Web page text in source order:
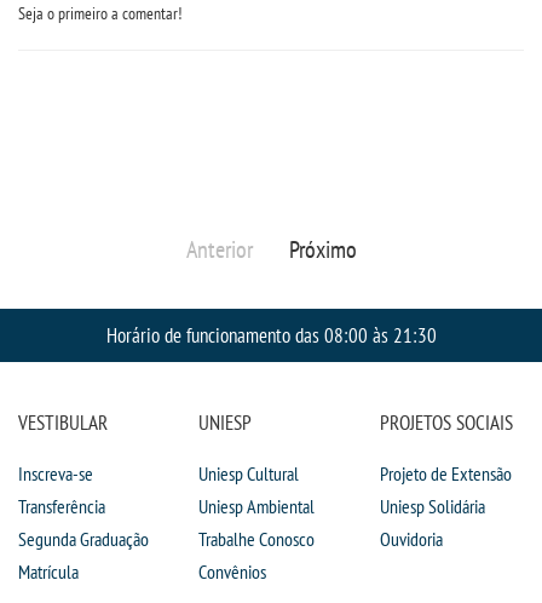
Seja o primeiro a comentar!
Anterior Próximo
Horário de funcionamento das 08:00 às 21:30
VESTIBULAR
Inscreva-se
Transferência
Segunda Graduação
Matrícula
UNIESP
Uniesp Cultural
Uniesp Ambiental
Trabalhe Conosco
Convênios
PROJETOS SOCIAIS
Projeto de Extensão
Uniesp Solidária
Ouvidoria